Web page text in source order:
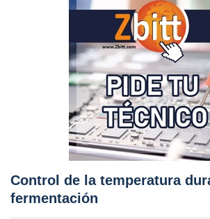
Control de la temperatura
fermentación